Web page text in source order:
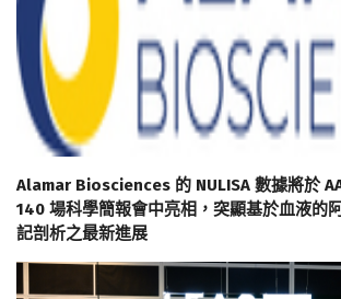
Alamar Biosciences 的 NULISA 數據將於
140 場科學簡報會中亮相，突顯基於血液的
記剖析之最新進展